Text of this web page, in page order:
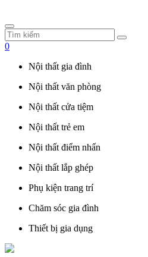
0
Nội thất gia đình
Nội thất văn phòng
Nội thất cửa tiệm
Nội thất trẻ em
Nội thất điểm nhấn
Nội thất lắp ghép
Phụ kiện trang trí
Chăm sóc gia đình
Thiết bị gia dụng